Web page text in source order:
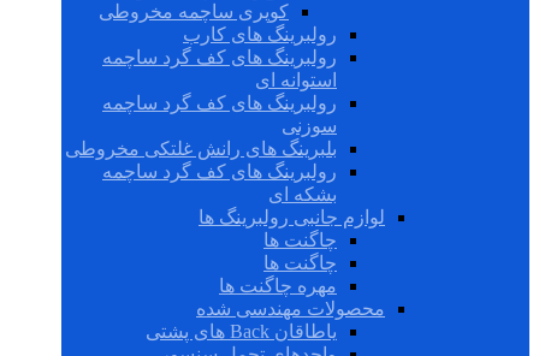
کوپری ساچمه مخروطی
رولبرینگ های کارب
رولبرینگ های کف گرد ساچمه
استوانه ای
رولبرینگ های کف گرد ساچمه
سوزنی
بلبرینگ های رانش غلتکی مخروطی
رولبرینگ های کف گرد ساچمه
بشکه ای
لوازم جانبی رولبرینگ ها
چاگنت ها
چاگنت ها
مهره چاگنت ها
محصولات مهندسی شده
یاطاقان Back های پشتی